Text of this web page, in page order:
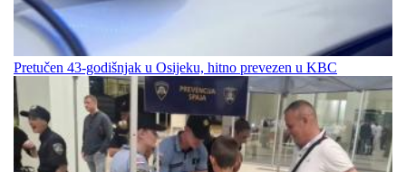
Pretučen 43-godišnjak u Osijeku, hitno prevezen u KBC